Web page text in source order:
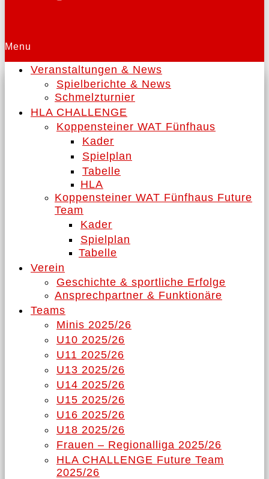
Menu
Veranstaltungen & News
Spielberichte & News
Schmelzturnier
HLA CHALLENGE
Koppensteiner WAT Fünfhaus
Kader
Spielplan
Tabelle
HLA
Koppensteiner WAT Fünfhaus Future
Team
Kader
Spielplan
Tabelle
Verein
Geschichte & sportliche Erfolge
Ansprechpartner & Funktionäre
Teams
Minis 2025/26
U10 2025/26
U11 2025/26
U13 2025/26
U14 2025/26
U15 2025/26
U16 2025/26
U18 2025/26
Frauen – Regionalliga 2025/26
HLA CHALLENGE Future Team
2025/26